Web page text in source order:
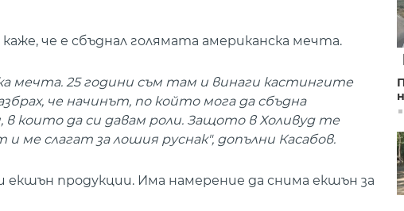
че е сбъднал голямата американска мечта.
мечта. 25 години съм там и винаги кастингите
че начинът, по който мога да сбъдна
които да си давам роли. Защото в Холивуд те
ме слагат за лошия руснак", допълни Касабов.
екшън продукции. Има намерение да снима екшън за